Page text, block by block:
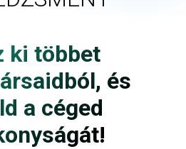
ki többet
és
a céged